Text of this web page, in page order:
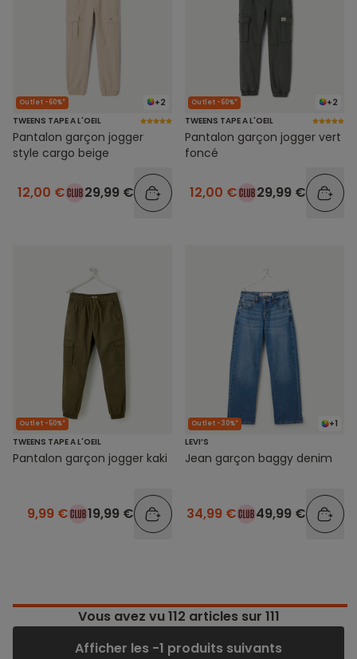
+2
Outlet -60%*
TWEENS TAPE A L'OEIL
Pantalon garçon jogger
style cargo beige
12,00 € 29,99 €
+2
Outlet -60%*
TWEENS TAPE A L'OEIL
Pantalon garçon jogger vert
foncé
12,00 € 29,99 €
Outlet -50%*
TWEENS TAPE A L'OEIL
Pantalon garçon jogger kaki
9,99 € 19,99 €
+1
Outlet -30%*
LEVI’S
Jean garçon baggy denim
34,99 € 49,99 €
Vous avez vu112 articles sur 111
Afficher les -1 produits suivants